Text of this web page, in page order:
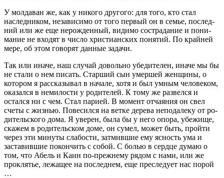
У молдаван же, как у никого другого: для того, кто стал
наследником, независимо от того первый он в семье, послед­
ний или же еще нерожденный, видимо сострадание и пони­
мание не входят в число христианских понятий. По крайней
мере, об этом говорят данные задачи.
Так или иначе, наш случай довольно убедителен, иначе мы бы
не стали о нем писать. Старший сын умершей женщины, о
котором я рассказывал в начале, хотя и был умным челове­ком,
оказался в немилости у родителей. К тому же развелся и
остался ни с чем. Стал парией. В момент отчаяния он свел
счеты с жизнью. Повесился на ветке дерева неподалеку от ро­
дительского дома. Я уверен, была бы у него опора, убежище,
скажем в родительском доме, он сумел, может быть, пройти
через эти минуты слабости, затмившие ему ясность ума и
заставившие покончить с собой. С болью в сердце думаю о
том, что Абель и Каин по-прежнему рядом с нами, или же
прокля­тье, лежащее на последнем, еще преследует нас порой
…